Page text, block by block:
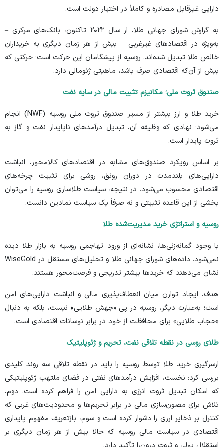
دارایی‌ غیرقابل مصادره و کاملاً در اختیار دولت است.
به گزارش
شورای جهانی طلا، از سال ۲۰۲۲ تاکنون، بانک‌های مرکزی –
به‌ویژه در اقتصاد‌های غیرغربی – بیش از هر زمان دیگری به خریداران
خالص طلا تبدیل شده‌اند. روسیه از پیشگامان این حرکت است؛ حرکتی که
بیش از آن‌که اقتصادی صرف باشد، ماهیتی ژئو‌مالی دارد.
صندوق ثروت ملی؛ مکانیزم تثبیت مالی در سایه نفت
خرید طلا و ارز بیشتر از مسیر صندوق ثروت ملی
روسیه (NWF) انجام
می‌شود؛ نهادی که وظیفه‌ آن، تبدیل درآمد‌های ناپایدار نفت و گاز به
ثروت پایدار است.
بر اساس رویکرد صندوق‌های مشابه در اقتصاد‌های کالامحور، انباشت
دارایی‌های بلندمدت در دوران رونق، روشی برای تثبیت چرخه‌های
اقتصادی محسوب می‌شود. در نتیجه، سیاست طلاسازی روسیه را می‌توان
بخشی از این قاعده‌ تثبیتی و نه صرفاً یک سیاست نمادین دانست.
روسیه و استراتژی خرید مدیریت‌شده طلا
با وجود گمانه‌زنی‌ها، نشانه‌ای از ورود تهاجمی روسیه به بازار طلا دیده
نمی‌شود. داده‌های شورای جهانی طلا و تحلیل‌های مستقل در WiseGold
نشان می‌دهند که خرید‌ها بیشتر تدریجی و فرصت‌محور هستند.
هدف، ایجاد توازن میان انعطاف‌پذیری مالی و انباشت دارایی‌های امن
است؛ به‌عبارت دیگر، روسیه در پی «جهش طلایی» نیست، بلکه به دنبال
«حجاب طلایی» برای محافظت از خود در برابر نوسانات اقتصادی است.
طلای روسی در نقطه تلاقی نفت، تحریم و ژئوپلیتیک
ازسرگیری خرید طلا توسط روسیه را باید در نقطه‌ تلاقی سه روند کلیدی
بررسی کرد: نخست، افزایش درآمد‌های نفتی در فضای ملتهب ژئوپلیتیکی
که امکان تبدیل ثروت انرژی به دارایی امن را فراهم کرده است. دوم،
تلاش برای مصون‌سازی مالی در برابر تحریم‌ها و محدودیت‌های غربی که
کنترل بر ذخایر ارزی را دشوار کرده است و سوم، بازتعریف مفهوم پایداری
اقتصادی در سیاست مالی روسیه که حالا بیش از هر زمان دیگری بر